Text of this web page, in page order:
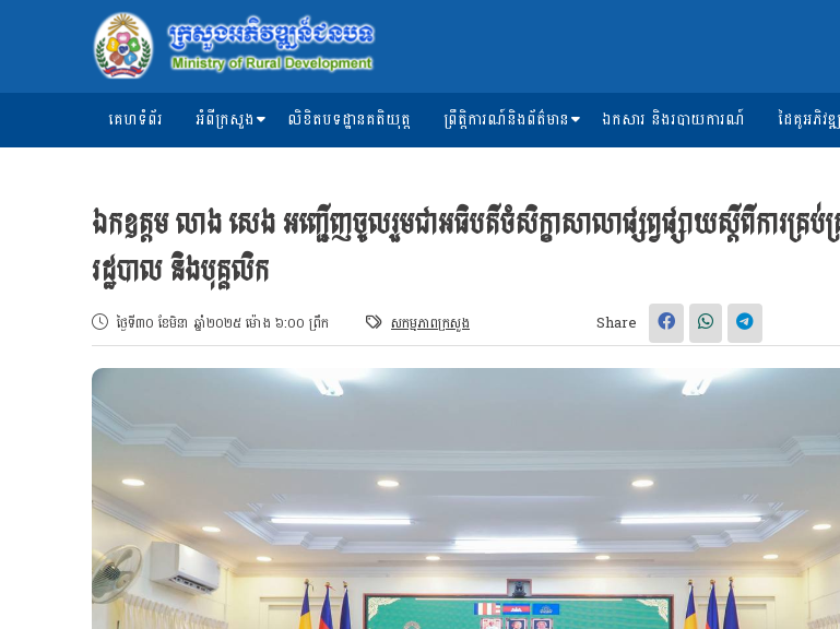
គេហទំព័រ អំពីក្រសួង លិខិតបទដ្ឋានគតិយុត្ត ព្រឹត្តិការណ៍និងព័ត៌មាន ឯកសារ និងរបាយការណ៍ ដៃគូអភិវឌ្
ឯកឧត្តម លាង សេង អញ្ជើញចូលរួមជាអធិបតីចំសិក្ខាសាលាផ្សព្វផ្សាយស្តីពីការគ្រប់
រដ្ឋបាល និងបុគ្គលិក
ថ្ងៃទី៣០ ខែមិនា ឆ្នាំ២០២៥ ម៉ោង ៦:០០ ព្រឹក សកម្មភាពក្រសួង Share